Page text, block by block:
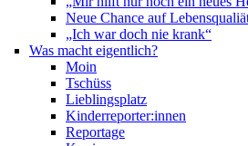
Neue Chance auf
„Ich war doch nie krank“
Was macht eigentlich?
Moin
Tschüss
Lieblingsplatz
Kinderreporter:innen
Reportage